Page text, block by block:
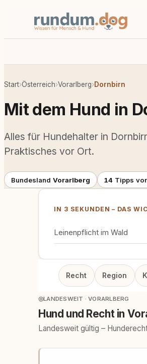
Start›Österreich›Vorarlberg›Dornbirn
Mit dem Hund in
Alles für Hundehalter in
Praktisches vor Ort.
Bundesland Vorarlberg 14 Tipps
IN 3 SEKUNDEN – DAS
Leinenpflicht im Wald
Recht Region
◎LANDESWEIT · VORARLBERG
Hund und Recht in
Landesweit gültig –